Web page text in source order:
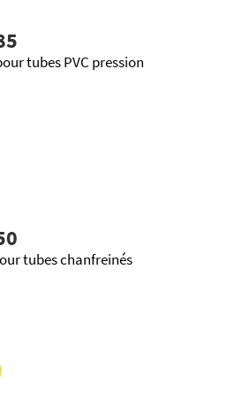
tubes PVC pression
tubes chanfreinés